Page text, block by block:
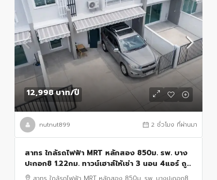
12,998 บาท/ปี
nutnut899 2 ชั่วโมง ที่ผ่านมา
สาทร ใกล้รถไฟฟ้า MRT หลักสอง 850ม. รพ. บาง
ปะกอก8 1.22กม. ทาวน์เฮาส์ให้เช่า 3 นอน 4แอร์ ถูก
ที่สุดใน เอกชัย-กาญจนาภิเษก 2 น้ำ